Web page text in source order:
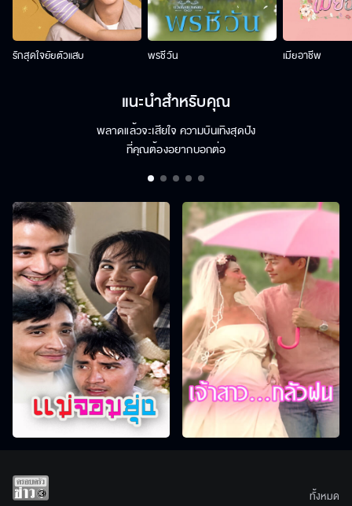
รักสุดใจยัยตัวแสบ พรชีวัน เมียอาชีพ
แนะนำสำหรับคุณ
พลาดแล้วจะเสียใจ ความบันเทิงสุดปัง
ที่คุณต้องอยากบอกต่อ
ทั้งหมด